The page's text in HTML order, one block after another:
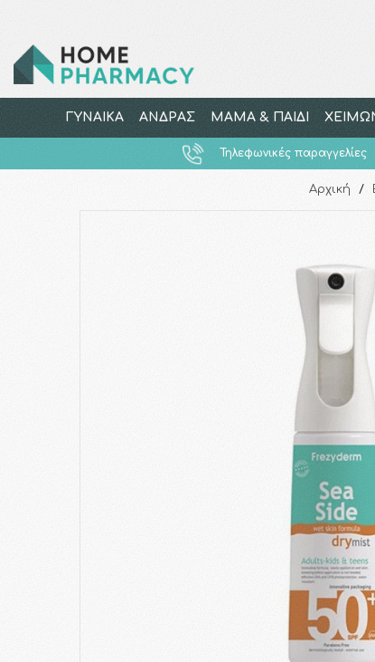
ΓΥΝΑΙΚΑ ΑΝΔΡΑΣ ΜΑΜΑ & ΠΑΙΔΙ
Τηλεφωνικές παραγγελίες
Αρχική /